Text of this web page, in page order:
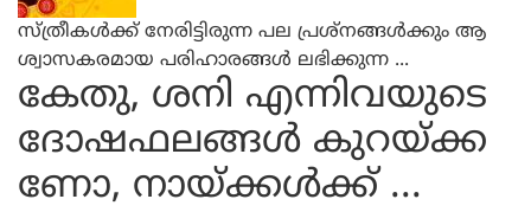
സ്ത്രീകൾക്ക് നേരിട്ടിരുന്ന പല പ്രശ്‌നങ്ങൾക്കും ആ
ശ്വാസകരമായ പരിഹാരങ്ങൾ ലഭിക്കുന്ന ...
കേതു, ശനി എന്നിവയുടെ
ദോഷഫലങ്ങള്‍ കുറയ്ക്ക
ണോ, നായ്ക്കള്‍ക്ക് ...